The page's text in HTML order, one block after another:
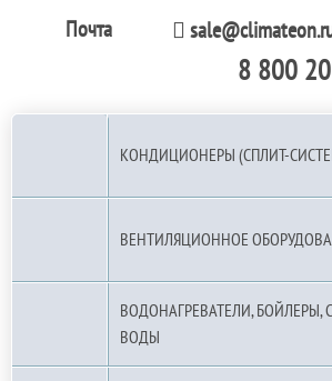
Почта
8 800
КОНДИЦИОНЕРЫ (СПЛИТ-
ВЕНТИЛЯЦИОННОЕ
ВОДОНАГРЕВАТЕЛИ, БОЙЛЕРЫ,
ВОДЫ